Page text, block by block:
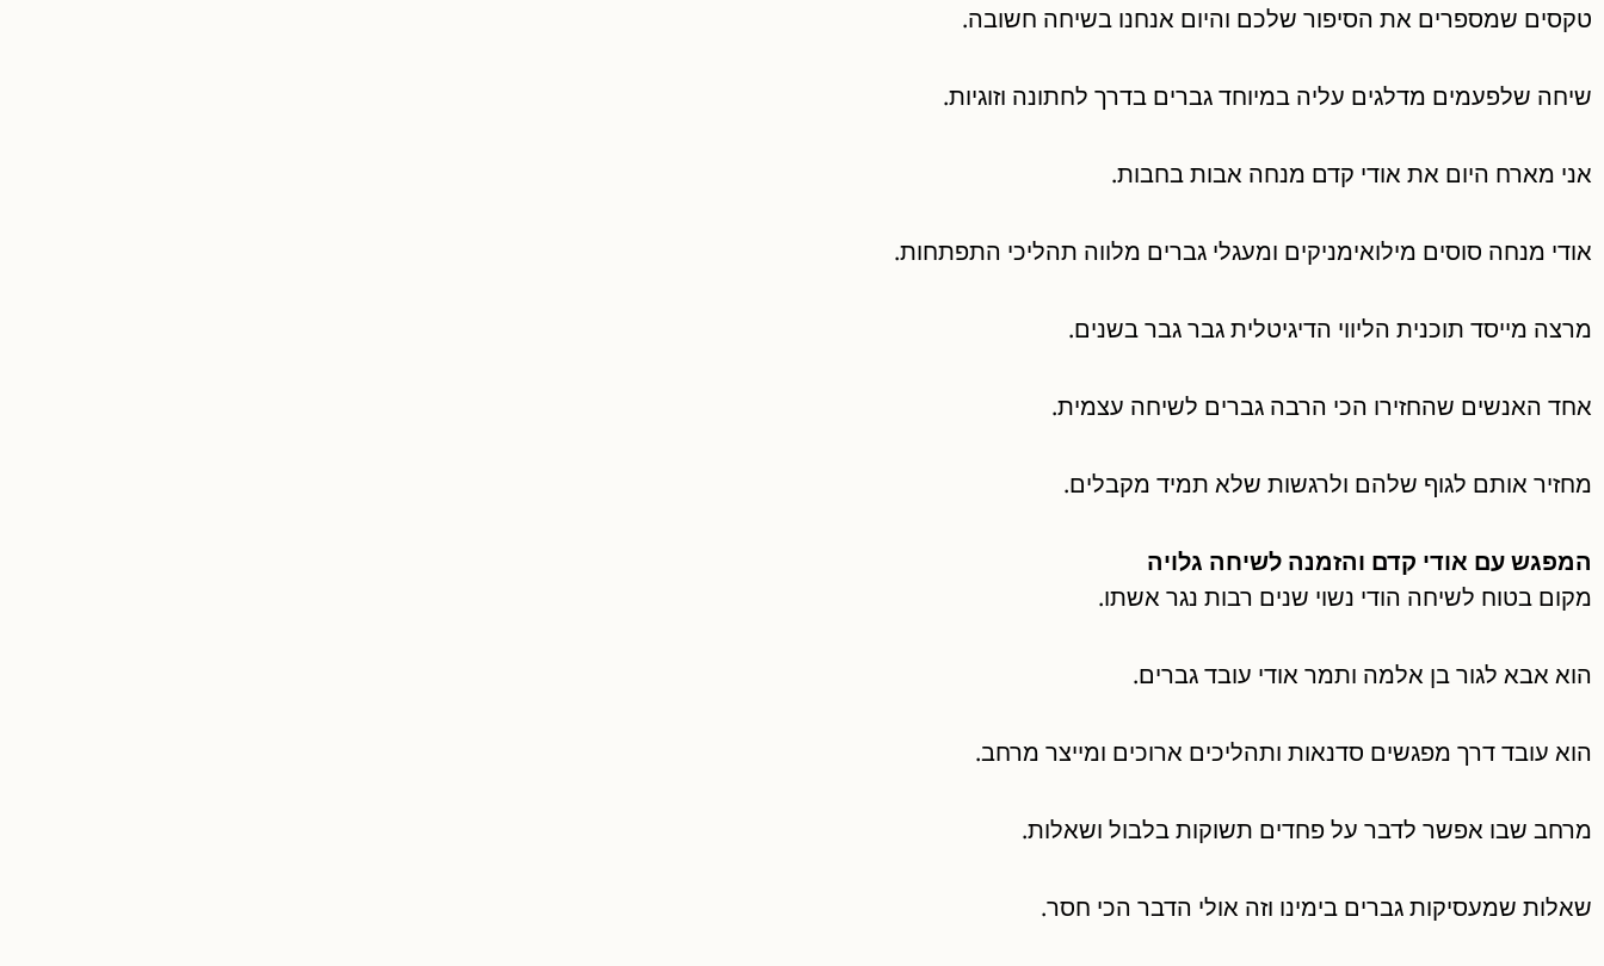
טקסים שמספרים את הסיפור שלכם והיום אנחנו בשיחה חשובה.
שיחה שלפעמים מדלגים עליה במיוחד גברים בדרך לחתונה וזוגיות.
אני מארח היום את אודי קדם מנחה אבות בחבות.
אודי מנחה סוסים מילואימניקים ומעגלי גברים מלווה תהליכי התפתחות.
מרצה מייסד תוכנית הליווי הדיגיטלית גבר גבר בשנים.
אחד האנשים שהחזירו הכי הרבה גברים לשיחה עצמית.
מחזיר אותם לגוף שלהם ולרגשות שלא תמיד מקבלים.
המפגש עם אודי קדם והזמנה לשיחה גלויה
מקום בטוח לשיחה הודי נשוי שנים רבות נגר אשתו.
הוא אבא לגור בן אלמה ותמר אודי עובד גברים.
הוא עובד דרך מפגשים סדנאות ותהליכים ארוכים ומייצר מרחב.
מרחב שבו אפשר לדבר על פחדים תשוקות בלבול ושאלות.
שאלות שמעסיקות גברים בימינו וזה אולי הדבר הכי חסר.